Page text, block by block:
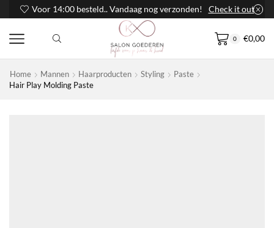
Voor 14:00 besteld.. Vandaag nog verzonden! Check it out
0 €0,00
Home Mannen Haarproducten Styling
Paste
Hair Play Molding Paste